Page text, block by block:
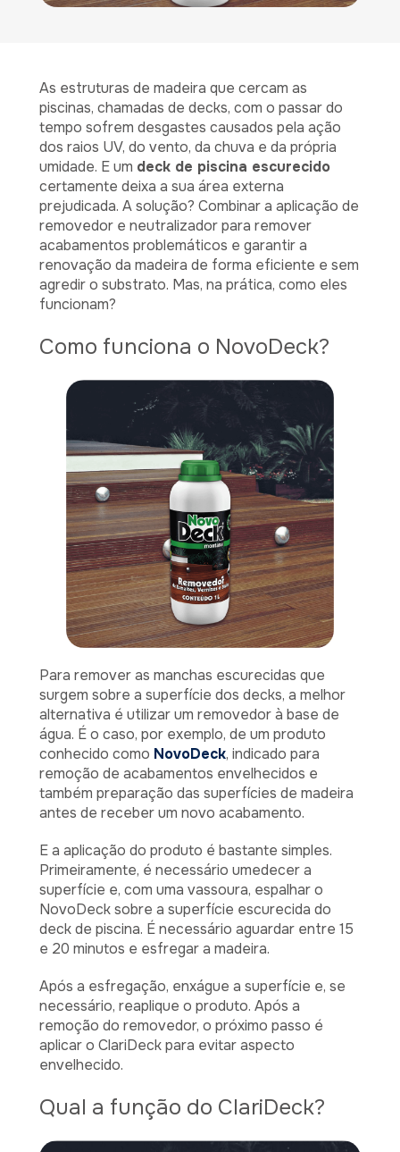
As estruturas de madeira que cercam as
piscinas, chamadas de decks, com o passar do
tempo sofrem desgastes causados pela ação
dos raios UV, do vento, da chuva e da própria
umidade. E um deck de piscina escurecido
certamente deixa a sua área externa
prejudicada. A solução? Combinar a aplicação de
removedor e neutralizador para remover
acabamentos problemáticos e garantir a
renovação da madeira de forma eficiente e sem
agredir o substrato. Mas, na prática, como eles
funcionam?
Como funciona o NovoDeck?
Para remover as manchas escurecidas que
surgem sobre a superfície dos decks, a melhor
alternativa é utilizar um removedor à base de
água. É o caso, por exemplo, de um produto
conhecido como NovoDeck, indicado para
remoção de acabamentos envelhecidos e
também preparação das superfícies de madeira
antes de receber um novo acabamento.
E a aplicação do produto é bastante simples.
Primeiramente, é necessário umedecer a
superfície e, com uma vassoura, espalhar o
NovoDeck sobre a superfície escurecida do
deck de piscina. É necessário aguardar entre 15
e 20 minutos e esfregar a madeira.
Após a esfregação, enxágue a superfície e, se
necessário, reaplique o produto. Após a
remoção do removedor, o próximo passo é
aplicar o ClariDeck para evitar aspecto
envelhecido.
Qual a função do ClariDeck?